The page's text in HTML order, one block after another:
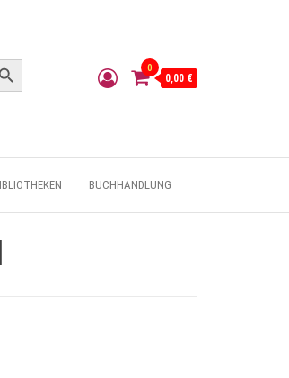
0
0,00 €
BUCHHANDLUNG